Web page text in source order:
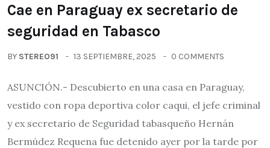
Cae en Paraguay ex secretario de
seguridad en Tabasco
BY STEREO91 13 SEPTIEMBRE, 2025 0 COMMENTS
ASUNCIÓN.- Descubierto en una casa en Paraguay,
vestido con ropa deportiva color caqui, el jefe criminal
y ex secretario de Seguridad tabasqueño Hernán
Bermúdez Requena fue detenido ayer por la tarde por